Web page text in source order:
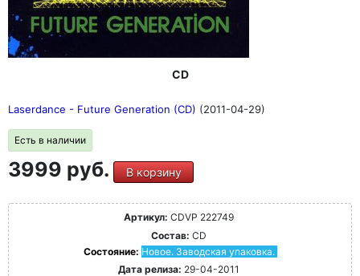
CD
Laserdance - Future Generation (CD) (2011-04-29)
Есть в наличии
3999 руб. В корзину
Артикул: CDVP 222749
Состав: CD
Состояние: Новое. Заводская упаковка.
Дата релиза: 29-04-2011